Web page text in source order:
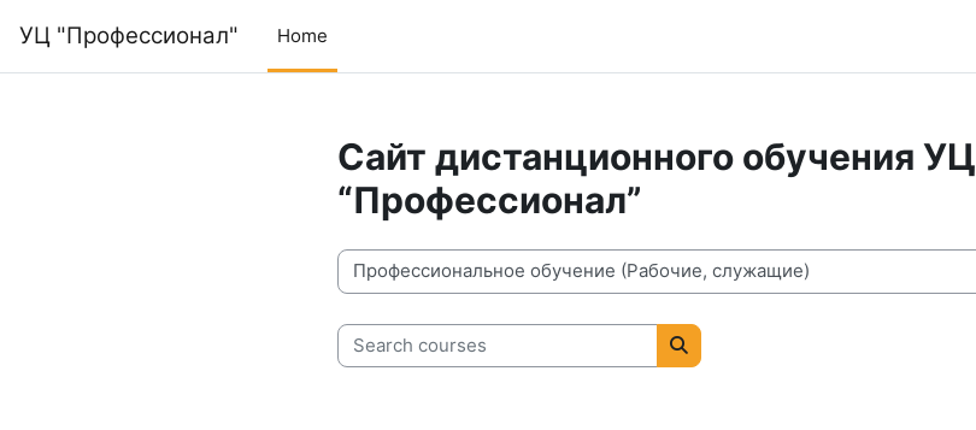
УЦ "Профессионал" Home
Сайт дистанционного обучения УЦ
“Профессионал”
Course categories
Search courses
Search courses